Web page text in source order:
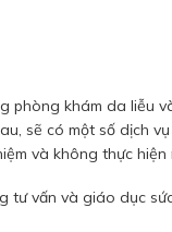
phòng khám da liễu
sẽ có một số dịch
và không thực
tư vấn và giáo dục